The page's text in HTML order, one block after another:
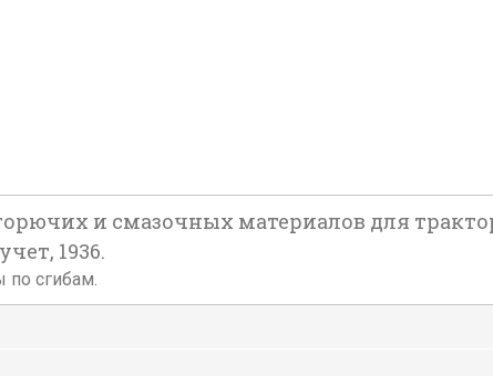
и смазочных материалов для
1936.
по сгибам.